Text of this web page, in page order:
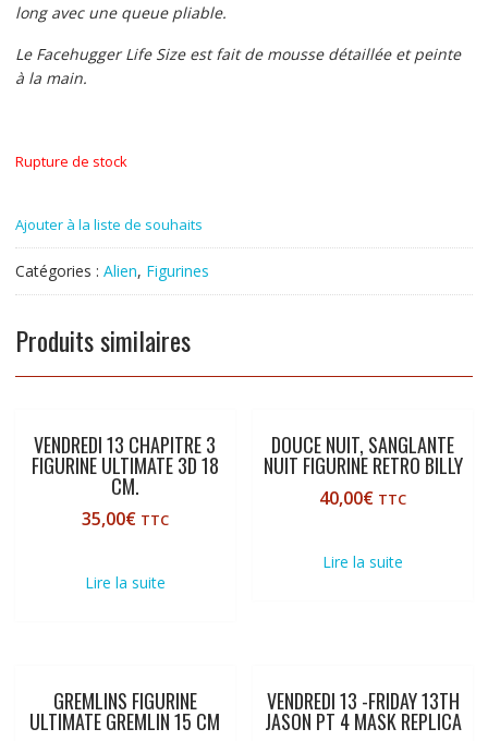
long avec une queue pliable.
Le Facehugger Life Size est fait de mousse détaillée et peinte
à la main.
Rupture de stock
Ajouter à la liste de souhaits
Catégories : Alien, Figurines
Produits similaires
VENDREDI 13 CHAPITRE 3
FIGURINE ULTIMATE 3D 18
CM.
35,00€ TTC
Lire la suite
DOUCE NUIT, SANGLANTE
NUIT FIGURINE RETRO BILLY
40,00€ TTC
Lire la suite
GREMLINS FIGURINE
ULTIMATE GREMLIN 15 CM
VENDREDI 13 -FRIDAY 13TH
JASON PT 4 MASK REPLICA